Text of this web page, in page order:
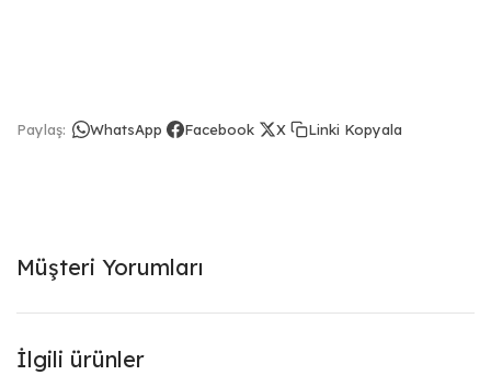
Paylaş: WhatsApp Facebook X Linki Kopyala
Müşteri Yorumları
İlgili ürünler